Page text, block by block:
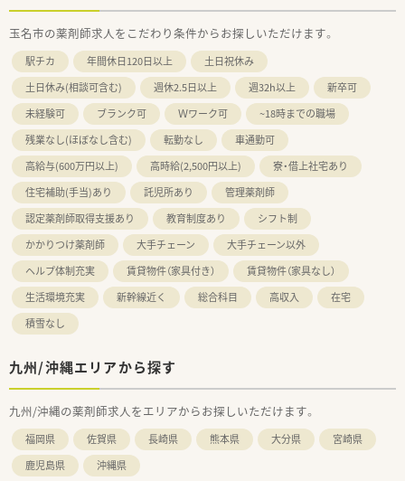
玉名市の薬剤師求人をこだわり条件からお探しいただけます。
駅チカ 年間休日120日以上
土日祝休み
土日休み(相談可含む)
週休2.5日以上 週32h以上
新卒可
未経験可
ブランク可 Ｗワーク可
~18時までの職場
残業なし(ほぼなし含む)
転勤なし
車通勤可
高給与(600万円以上)
高時給(2,500円以上)
寮・借上社宅あり
住宅補助(手当)あり
託児所あり
管理薬剤師
認定薬剤師取得支援あり
教育制度あり
シフト制
かかりつけ薬剤師
大手チェーン
大手チェーン以外
ヘルプ体制充実
賃貸物件（家具付き）
賃貸物件（家具なし）
生活環境充実
新幹線近く 総合科目 高収入
在宅
積雪なし
九州/沖縄エリアから探す
九州/沖縄の薬剤師求人をエリアからお探しいただけます。
福岡県 佐賀県 長崎県 熊本県 大分県
宮崎県
鹿児島県
沖縄県